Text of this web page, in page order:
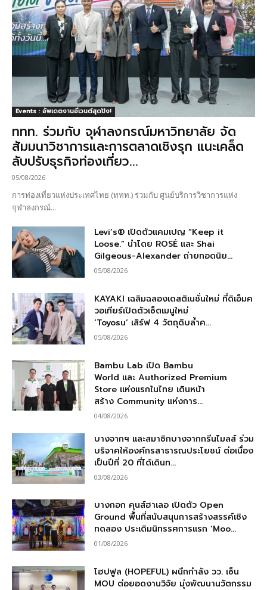
Events : อัพเดตงานอีเวนต์สุดปัง!
ททท. ร่วมกับ จุฬาลงกรณ์มหาวิทยาลัย จัด
สัมมนาวิชาการและการตลาดเชิงรุก แนะเคล็ด
ลับปรับธุรกิจท่องเที่ยว...
05/08/2026
การท่องเที่ยวแห่งประเทศไทย (ททท.) ร่วมกับ ศูนย์บริการวิชาการแห่ง
จุฬาลงกรณ์...
Levi’s® เปิดตัวแคมเปญ “Keep it
Loose.” นำโดย ROSÉ และ Shai
Gilgeous-Alexander ถ่ายทอดนิย...
05/08/2026
KAYAKI เฉลิมฉลองเดสติเนชั่นใหม่ ที่ดิเอ็มค
วอเทียร์เปิดตัวเซ็ตเมนูใหม่
‘Toyosu’ เสิร์ฟ 4 วัตถุดิบล้ำค...
05/08/2026
Bambu Lab เปิด Bambu
World และ Authorized Premium
Store แห่งแรกในไทย เดินหน้า
สร้าง Community แห่งการ...
04/08/2026
บางจากฯ และสมาชิกบางจากกรีนไมลส์ ร่วม
บริจาคให้องค์กรสาธารณประโยชน์ ต่อเนื่อง
เป็นปีที่ 20 ที่ได้เดินท...
03/08/2026
บางกอก คุนส์ฮาเลอ เปิดตัว Open
Ground พื้นที่สนับสนุนการสร้างสรรค์เชิง
ทดลอง ประเดิมนิทรรศการแรก ‘Moo...
01/08/2026
โฮปฟูล (HOPEFUL) ผนึกกำลัง วว. เซ็น
MOU ต่อยอดงานวิจัย มุ่งพัฒนานวัตกรรม